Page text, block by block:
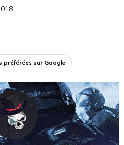
AUX
préférées sur Google